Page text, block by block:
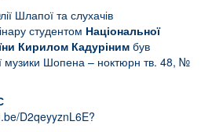
Шлапої та слухачів
студентом Національної
Кирилом Кадуріним був
музики Шопена – ноктюрн тв. 48, №
D2qeyyznL6E?